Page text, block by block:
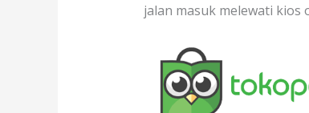
jalan masuk melewati kios